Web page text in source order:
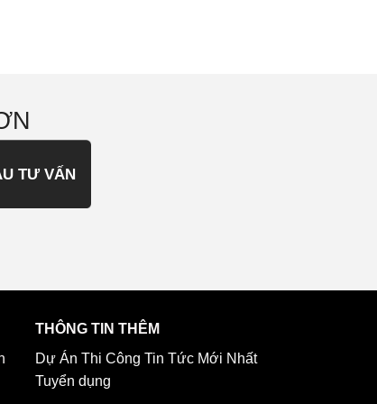
TƯ VẤN
THÔNG TIN THÊM
Dự Án Thi Công Tin Tức Mới Nhất
Tuyển dụng